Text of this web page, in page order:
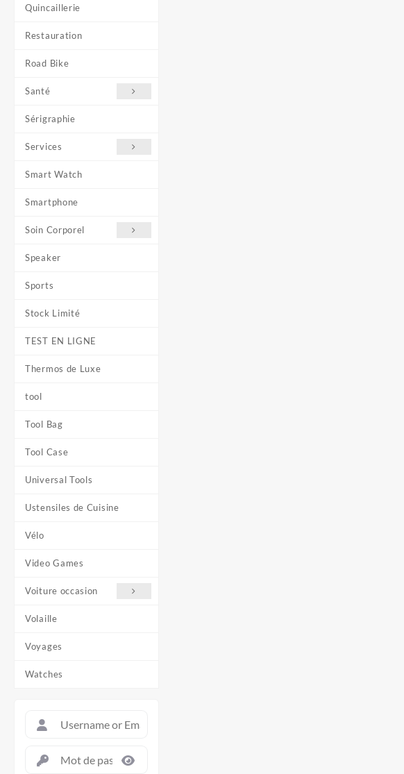
Quincaillerie
Restauration
Road Bike
Santé
Sérigraphie
Services
Smart Watch
Smartphone
Soin Corporel
Speaker
Sports
Stock Limité
TEST EN LIGNE
Thermos de Luxe
tool
Tool Bag
Tool Case
Universal Tools
Ustensiles de Cuisine
Vélo
Video Games
Voiture occasion
Volaille
Voyages
Watches